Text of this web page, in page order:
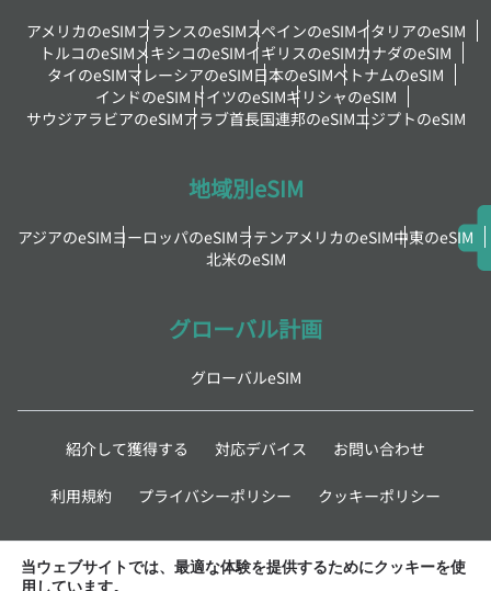
アメリカのeSIMフランスのeSIMスペインのeSIMイタリアのeSIM
トルコのeSIM メキシコのeSIMイギリスのeSIMカナダのeSIM
タイのeSIMマレーシアのeSIM日本のeSIMベトナムのeSIM
インドのeSIM ドイツのeSIMギリシャのeSIM
サウジアラビアのeSIMアラブ首長国連邦のeSIMエジプトのeSIM
地域別eSIM
アジアのeSIMヨーロッパのeSIMラテンアメリカのeSIM中東のeSIM
北米のeSIM
グローバル計画
グローバルeSIM
紹介して獲得する 対応デバイス お問い合わせ
利用規約 プライバシーポリシー クッキーポリシー
当ウェブサイトでは、最適な体験を提供するためにクッキーを使